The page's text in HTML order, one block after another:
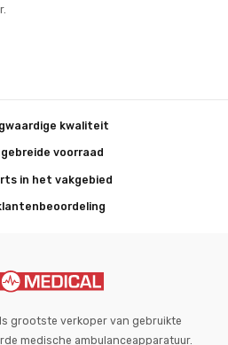
kwaliteit
voorraad
in het vakgebied
grootste verkoper van gebruikte
medische ambulanceapparatuur.